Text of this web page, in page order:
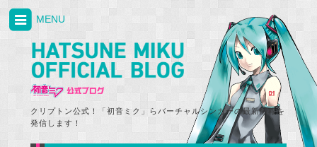
クリプトン公式！「初音ミク」らバーチャルシンガーの最新情報を
発信します！
MENU